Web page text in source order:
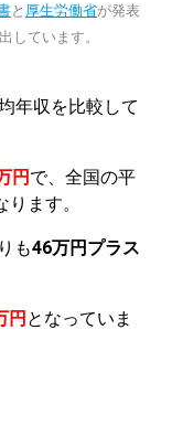
と 厚生労働省が発表
しています。
年収を比較して
円 で、全国の平
ります。
も46万円プラス
円 となっていま